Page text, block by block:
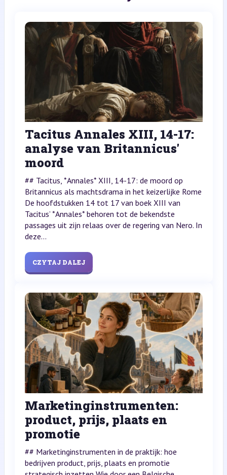
Tacitus Annales XIII, 14-17:
analyse van Britannicus'
moord
## Tacitus, *Annales* XIII, 14-17: de moord op
Britannicus als machtsdrama in het keizerlijke Rome
De hoofdstukken 14 tot 17 van boek XIII van
Tacitus’ *Annales* behoren tot de bekendste
passages uit zijn relaas over de regering van Nero. In
deze...
CZYTAJ DALEJ
Marketinginstrumenten:
product, prijs, plaats en
promotie
## Marketinginstrumenten in de praktijk: hoe
bedrijven product, prijs, plaats en promotie